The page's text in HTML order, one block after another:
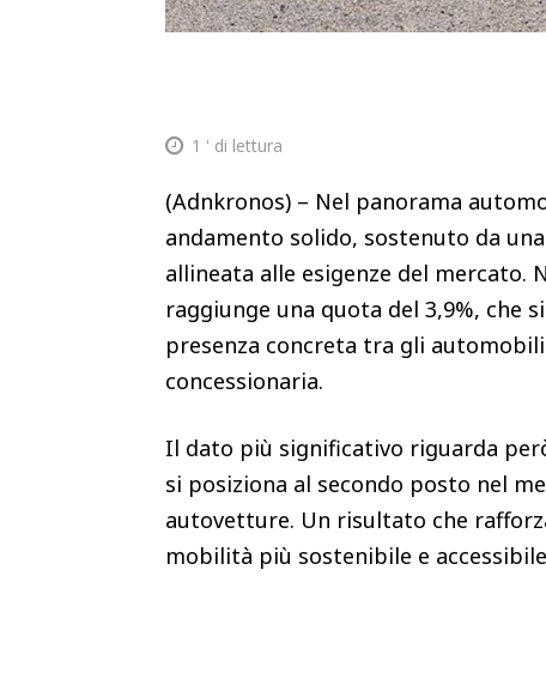
1 ' di lettura
(Adnkronos) – Nel panorama
andamento solido, sostenuto da
allineata alle esigenze del
raggiunge una quota del 3,9%, che
presenza concreta tra gli
concessionaria.
Il dato più significativo riguarda
si posiziona al secondo posto nel
autovetture. Un risultato che
mobilità più sostenibile e